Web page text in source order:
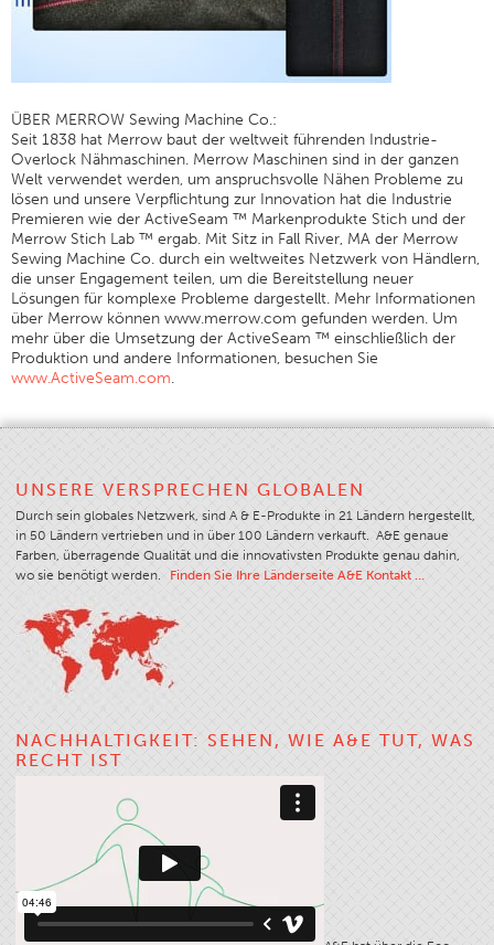
ÜBER MERROW Sewing Machine Co.:
Seit 1838 hat Merrow baut der weltweit führenden Industrie-
Overlock Nähmaschinen. Merrow Maschinen sind in der ganzen
Welt verwendet werden, um anspruchsvolle Nähen Probleme zu
lösen und unsere Verpflichtung zur Innovation hat die Industrie
Premieren wie der ActiveSeam ™ Markenprodukte Stich und der
Merrow Stich Lab ™ ergab. Mit Sitz in Fall River, MA der Merrow
Sewing Machine Co. durch ein weltweites Netzwerk von Händlern,
die unser Engagement teilen, um die Bereitstellung neuer
Lösungen für komplexe Probleme dargestellt. Mehr Informationen
über Merrow können www.merrow.com gefunden werden. Um
mehr über die Umsetzung der ActiveSeam ™ einschließlich der
Produktion und andere Informationen, besuchen Sie
www.ActiveSeam.com.
UNSERE VERSPRECHEN GLOBALEN
Durch sein globales Netzwerk, sind A & E-Produkte in 21 Ländern hergestellt,
in 50 Ländern vertrieben und in über 100 Ländern verkauft. A&E genaue
Farben, überragende Qualität und die innovativsten Produkte genau dahin,
wo sie benötigt werden.
Finden Sie Ihre Länderseite A&E Kontakt …
NACHHALTIGKEIT: SEHEN, WIE A&E TUT, WAS
RECHT IST